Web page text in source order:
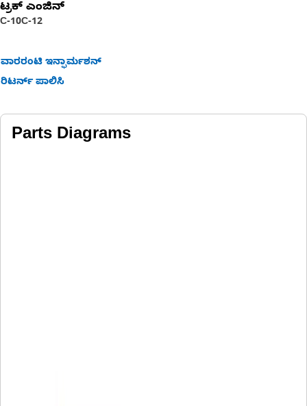
ಟ್ರಕ್ ಎಂಜಿನ್
C-10C-12
ವಾರರಂಟಿ ಇನ್ಫಾರ್ಮಶನ್
ರಿಟರ್ನ್ ಪಾಲಿಸಿ
Parts Diagrams